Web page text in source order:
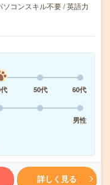
コンスキル不要 / 英語力
50代
60代
男性
詳しく見る